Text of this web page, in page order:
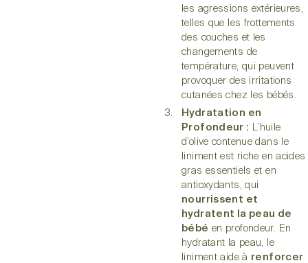
les agressions extérieures,
telles que les frottements
des couches et les
changements de
température, qui peuvent
provoquer des irritations
cutanées chez les bébés.
Hydratation en
Profondeur : L’huile
d’olive contenue dans le
liniment est riche en acides
gras essentiels et en
antioxydants, qui
nourrissent et
hydratent la peau de
bébé en profondeur. En
hydratant la peau, le
liniment aide à renforcer